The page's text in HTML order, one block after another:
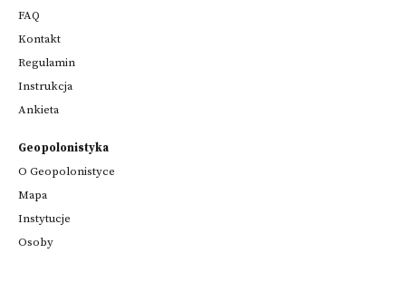
FAQ
Kontakt
Regulamin
Instrukcja
Ankieta
Geopolonistyka
O Geopolonistyce
Mapa
Instytucje
Osoby